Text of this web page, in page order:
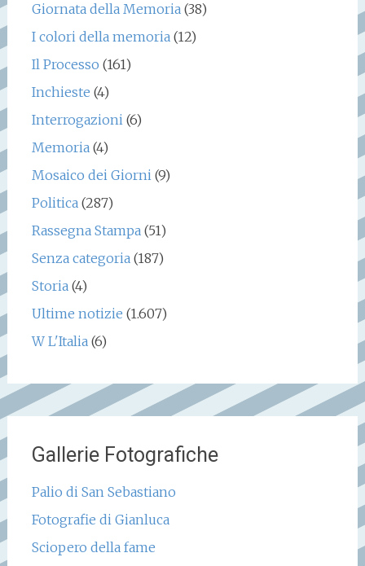
Giornata della Memoria(38)
I colori della memoria(12)
Il Processo (161)
Inchieste (4)
Interrogazioni(6)
Memoria(4)
Mosaico dei Giorni(9)
Politica(287)
Rassegna Stampa(51)
Senza categoria(187)
Storia(4)
Ultime notizie (1.607)
W L'Italia(6)
Gallerie Fotografiche
Palio di San Sebastiano
Fotografie di Gianluca
Sciopero della fame